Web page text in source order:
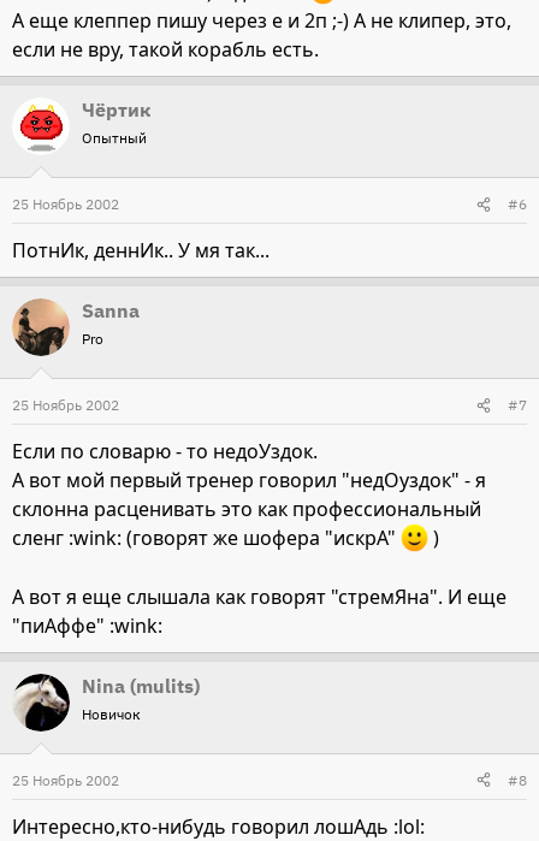
А еще клеппер пишу через е и 2п ;-) А не клипер, это,
если не вру, такой корабль есть.
Чёртик
Опытный
25 Ноябрь 2002 #6
ПотнИк, деннИк.. У мя так...
Sanna
Pro
25 Ноябрь 2002 #7
Если по словарю - то недоУздок.
А вот мой первый тренер говорил "недОуздок" - я
склонна расценивать это как профессиональный
сленг :wink: (говорят же шофера "искрА"
)
А вот я еще слышала как говорят "стремЯна". И еще
"пиАффе" :wink:
Nina (mulits)
Новичок
25 Ноябрь 2002 #8
Интересно,кто-нибудь говорил лошАдь :lol: